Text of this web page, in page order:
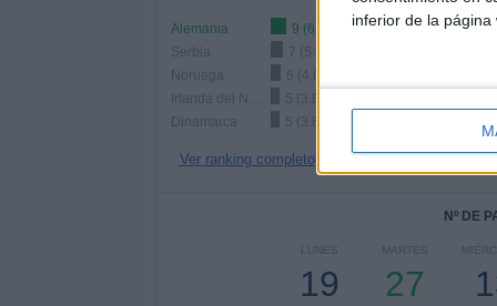
inferior de la página
Alemania
9 (6.98%)
Serbia
7 (5.43%)
Noruega
6 (4.65%)
5 (3.88%)
Dinamarca
5 (3.88%)
Ver ranking completo
Nº DE
LUNES
19
MARTES
27